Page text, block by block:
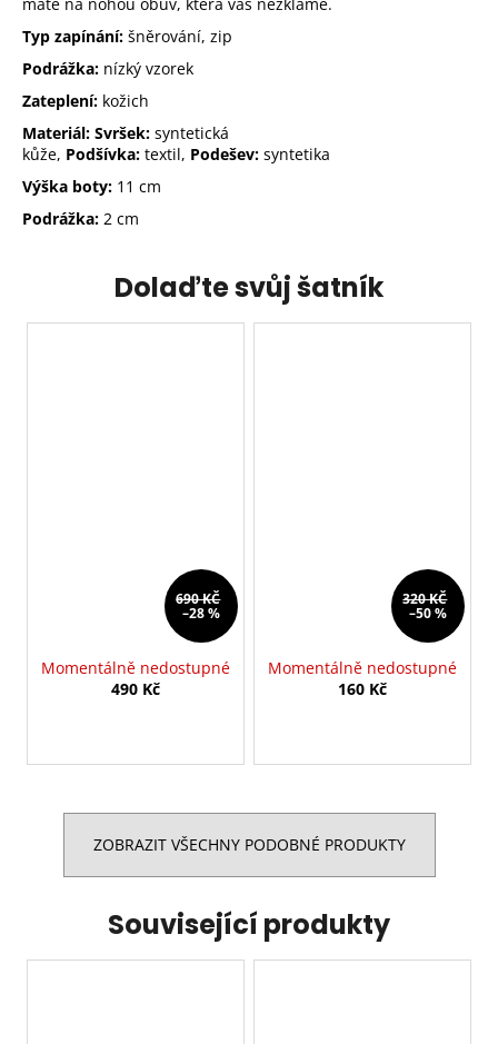
Typ zapínání: šněrování, zip
Podrážka: nízký vzorek
Zateplení: kožich
Materiál: Svršek: syntetická
kůže, Podšívka: textil, Podešev: syntetika
Výška boty: 11 cm
Podrážka: 2 cm
Dolaďte svůj šatník
690 KČ
–28 %
Momentálně nedostupné
490 Kč
320 KČ
–50 %
Momentálně nedostupné
160 Kč
ZOBRAZIT VŠECHNY PODOBNÉ PRODUKTY
Související produkty